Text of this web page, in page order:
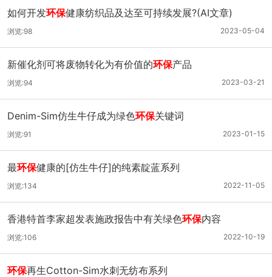
如何开发环保健康纺织品及达至可持续发展?(AI文章)
2023-05-04
浏览:98
新催化剂可将废物转化为有价值的环保产品
2023-03-21
浏览:94
Denim-Sim仿生牛仔成为绿色环保关键词
2023-01-15
浏览:91
最环保健康的[仿生牛仔]的纯素靛蓝系列
2022-11-05
浏览:134
香港特首李家超发表施政报告中有关绿色环保内容
2022-10-19
浏览:106
环保再生Cotton-Sim水刺无纺布系列